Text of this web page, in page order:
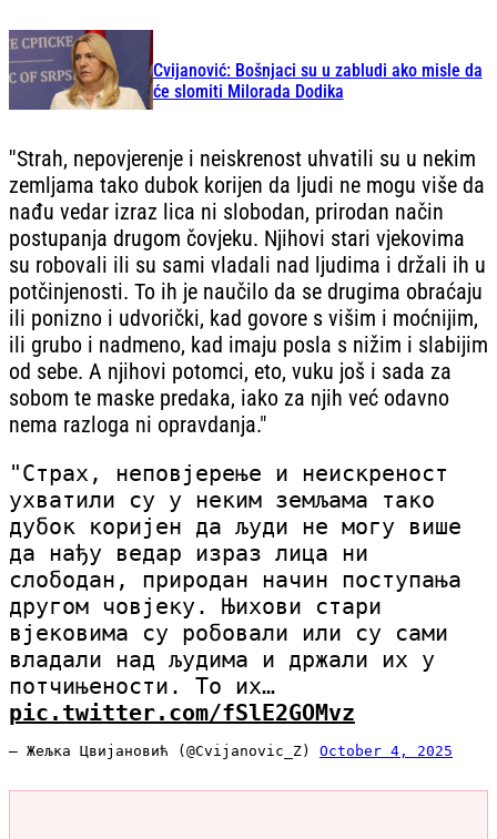
Cvijanović: Bošnjaci su u zabludi ako misle da
će slomiti Milorada Dodika
''Strah, nepovjerenje i neiskrenost uhvatili su u nekim
zemljama tako dubok korijen da ljudi ne mogu više da
nađu vedar izraz lica ni slobodan, prirodan način
postupanja drugom čovjeku. Njihovi stari vjekovima
su robovali ili su sami vladali nad ljudima i držali ih u
potčinjenosti. To ih je naučilo da se drugima obraćaju
ili ponizno i udvorički, kad govore s višim i moćnijim,
ili grubo i nadmeno, kad imaju posla s nižim i slabijim
od sebe. A njihovi potomci, eto, vuku još i sada za
sobom te maske predaka, iako za njih već odavno
nema razloga ni opravdanja."
"Страх, неповјерење и неискреност
ухватили су у неким земљама тако
дубок коријен да људи не могу више
да нађу ведар израз лица ни
слободан, природан начин поступања
другом човјеку. Њихови стари
вјековима су робовали или су сами
владали над људима и држали их у
потчињености. То их…
pic.twitter.com/fSlE2GOMvz
— Жељка Цвијановић (@Cvijanovic_Z) October 4, 2025